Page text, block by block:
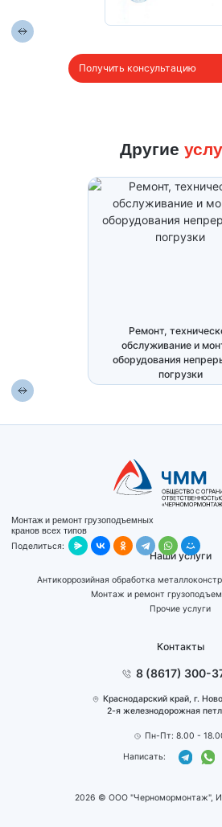
Получить консультацию
Другие
Ремонт,
обслуживание и
оборудования
погрузки
Монтаж и ремонт грузоподъемных
кранов всех типов
Поделиться:
Наши услуги
Антикоррозийная обработка
Монтаж и ремонт
Прочие услуги
Контакты
8 (8617) 300-
Краснодарский край, г.
2-я железнодорожная
Пн-Пт: 8.00 -
Написать:
2026 © ООО "Черномормонтаж",